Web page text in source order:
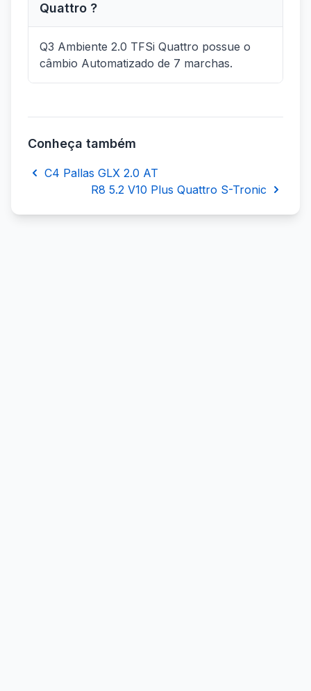
Quattro ?
Q3 Ambiente 2.0 TFSi Quattro possue o
câmbio Automatizado de 7 marchas.
Conheça também
C4 Pallas GLX 2.0 AT
R8 5.2 V10 Plus Quattro S-Tronic